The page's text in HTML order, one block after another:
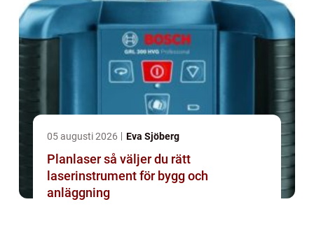
05 augusti 2026 Eva Sjöberg
Planlaser så väljer du rätt
laserinstrument för bygg och
anläggning